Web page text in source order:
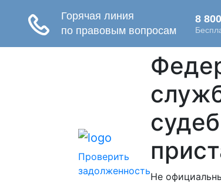
Проверить
задолженность
Не